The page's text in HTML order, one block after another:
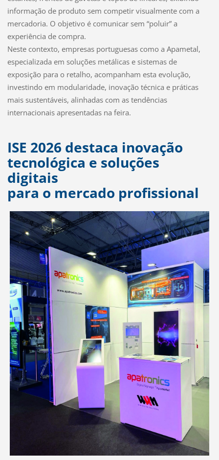
informação de produto sem competir visualmente com a
mercadoria. O objetivo é comunicar sem “poluir” a
experiência de compra.
Neste contexto, empresas portuguesas como a Apametal,
especializada em soluções metálicas e sistemas de
exposição para o retalho, acompanham esta evolução,
investindo em modularidade, inovação técnica e práticas
mais sustentáveis, alinhadas com as tendências
internacionais apresentadas na feira.
ISE 2026 destaca inovação
tecnológica e soluções
digitais
para o mercado profissional